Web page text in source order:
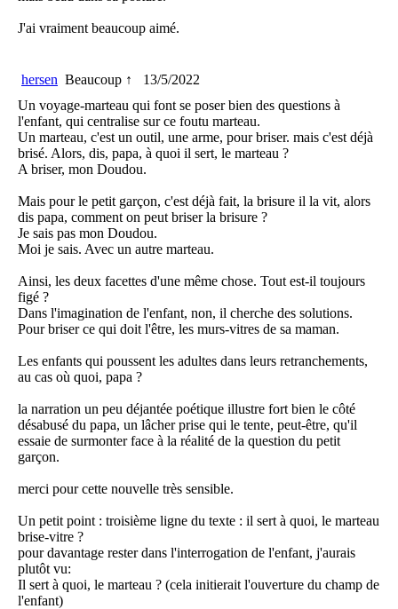
J'ai vraiment beaucoup aimé.
hersen Beaucoup ↑
13/5/2022
Un voyage-marteau qui font se poser bien des questions à
l'enfant, qui centralise sur ce foutu marteau.
Un marteau, c'est un outil, une arme, pour briser. mais c'est déjà
brisé. Alors, dis, papa, à quoi il sert, le marteau ?
A briser, mon Doudou.
Mais pour le petit garçon, c'est déjà fait, la brisure il la vit, alors
dis papa, comment on peut briser la brisure ?
Je sais pas mon Doudou.
Moi je sais. Avec un autre marteau.
Ainsi, les deux facettes d'une même chose. Tout est-il toujours
figé ?
Dans l'imagination de l'enfant, non, il cherche des solutions.
Pour briser ce qui doit l'être, les murs-vitres de sa maman.
Les enfants qui poussent les adultes dans leurs retranchements,
au cas où quoi, papa ?
la narration un peu déjantée poétique illustre fort bien le côté
désabusé du papa, un lâcher prise qui le tente, peut-être, qu'il
essaie de surmonter face à la réalité de la question du petit
garçon.
merci pour cette nouvelle très sensible.
Un petit point : troisième ligne du texte : il sert à quoi, le marteau
brise-vitre ?
pour davantage rester dans l'interrogation de l'enfant, j'aurais
plutôt vu:
Il sert à quoi, le marteau ? (cela initierait l'ouverture du champ de
l'enfant)